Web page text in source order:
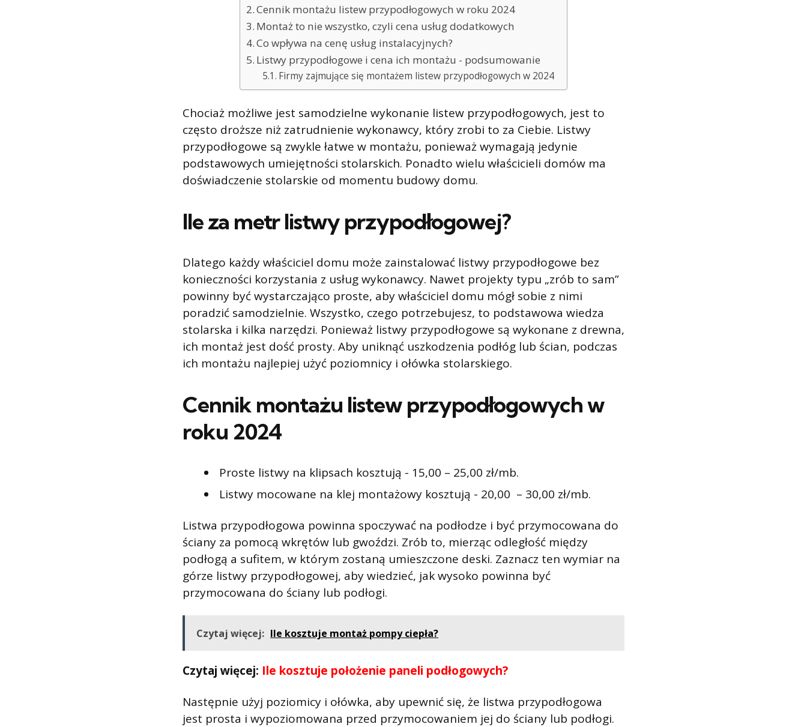
Cennik montażu listew przypodłogowych w roku 2024
Montaż to nie wszystko, czyli cena usług dodatkowych
Co wpływa na cenę usług instalacyjnych?
Listwy przypodłogowe i cena ich montażu - podsumowanie
Firmy zajmujące się montażem listew przypodłogowych w 2024
Chociaż możliwe jest samodzielne wykonanie listew przypodłogowych, jest to
często droższe niż zatrudnienie wykonawcy, który zrobi to za Ciebie. Listwy
przypodłogowe są zwykle łatwe w montażu, ponieważ wymagają jedynie
podstawowych umiejętności stolarskich. Ponadto wielu właścicieli domów ma
doświadczenie stolarskie od momentu budowy domu.
Ile za metr listwy przypodłogowej?
Dlatego każdy właściciel domu może zainstalować listwy przypodłogowe bez
konieczności korzystania z usług wykonawcy. Nawet projekty typu „zrób to sam”
powinny być wystarczająco proste, aby właściciel domu mógł sobie z nimi
poradzić samodzielnie. Wszystko, czego potrzebujesz, to podstawowa wiedza
stolarska i kilka narzędzi. Ponieważ listwy przypodłogowe są wykonane z drewna,
ich montaż jest dość prosty. Aby uniknąć uszkodzenia podłóg lub ścian, podczas
ich montażu najlepiej użyć poziomnicy i ołówka stolarskiego.
Cennik montażu listew przypodłogowych w
roku 2024
Proste listwy na klipsach kosztują - 15,00 – 25,00 zł/mb.
Listwy mocowane na klej montażowy kosztują - 20,00 – 30,00 zł/mb.
Listwa przypodłogowa powinna spoczywać na podłodze i być przymocowana do
ściany za pomocą wkrętów lub gwoździ. Zrób to, mierząc odległość między
podłogą a sufitem, w którym zostaną umieszczone deski. Zaznacz ten wymiar na
górze listwy przypodłogowej, aby wiedzieć, jak wysoko powinna być
przymocowana do ściany lub podłogi.
Czytaj więcej: Ile kosztuje montaż pompy ciepła?
Czytaj więcej: Ile kosztuje położenie paneli podłogowych?
Następnie użyj poziomicy i ołówka, aby upewnić się, że listwa przypodłogowa
jest prosta i wypoziomowana przed przymocowaniem jej do ściany lub podłogi.